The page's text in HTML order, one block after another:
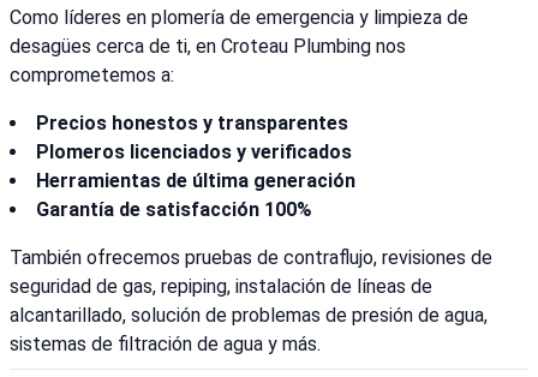
Como líderes en plomería de emergencia y limpieza de
desagües cerca de ti, en Croteau Plumbing nos
comprometemos a:
Precios honestos y transparentes
Plomeros licenciados y verificados
Herramientas de última generación
Garantía de satisfacción 100%
También ofrecemos pruebas de contraflujo, revisiones de
seguridad de gas, repiping, instalación de líneas de
alcantarillado, solución de problemas de presión de agua,
sistemas de filtración de agua y más.